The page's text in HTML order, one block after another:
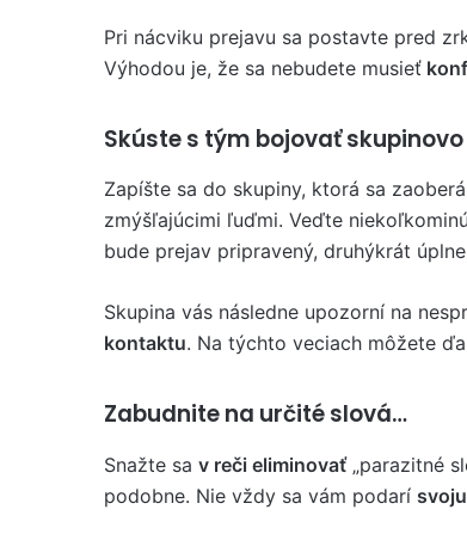
Pri nácviku prejavu sa postavte pred
Výhodou je, že sa nebudete musieť
Skúste s tým bojovať skupinovo
Zapíšte sa do skupiny, ktorá sa
zmýšľajúcimi ľuďmi. Veďte
bude prejav pripravený, druhýkrát
Skupina vás následne upozorní na
kontaktu. Na týchto veciach môžete
Zabudnite na určité slová…
Snažte sa v reči eliminovať„parazitné
podobne. Nie vždy sa vám podarí